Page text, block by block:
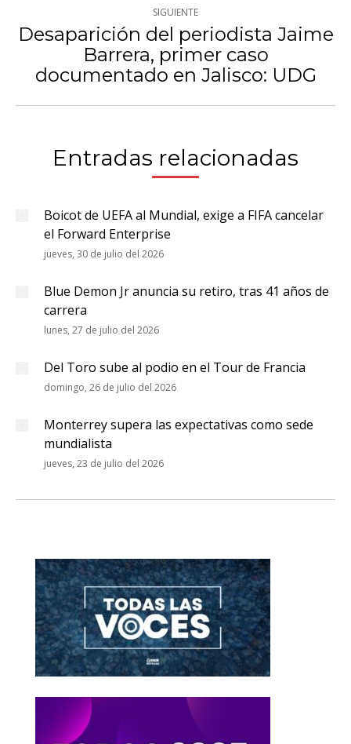
SIGUIENTE
Publicación
siguiente:
Desaparición del periodista Jaime
Barrera, primer caso
documentado en Jalisco: UDG
Entradas relacionadas
Boicot de UEFA al Mundial, exige a FIFA cancelar
el Forward Enterprise
jueves, 30 de julio del 2026
Blue Demon Jr anuncia su retiro, tras 41 años de
carrera
lunes, 27 de julio del 2026
Del Toro sube al podio en el Tour de Francia
domingo, 26 de julio del 2026
Monterrey supera las expectativas como sede
mundialista
jueves, 23 de julio del 2026